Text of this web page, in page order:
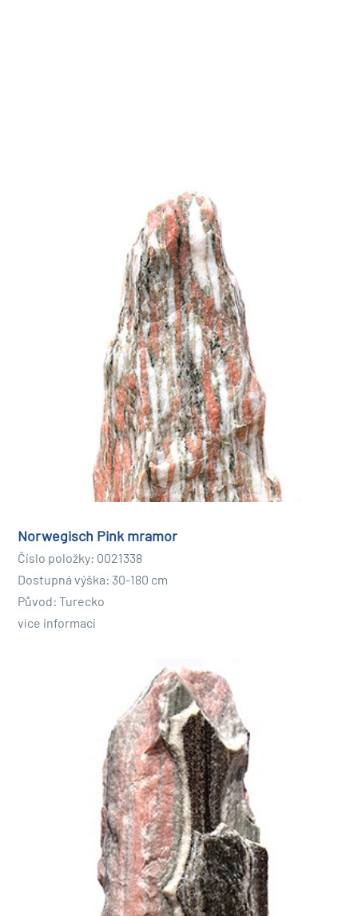
Norwegisch Pink mramor
Číslo položky: 0021338
Dostupná výška: 30-180 cm
Původ: Turecko
více informací